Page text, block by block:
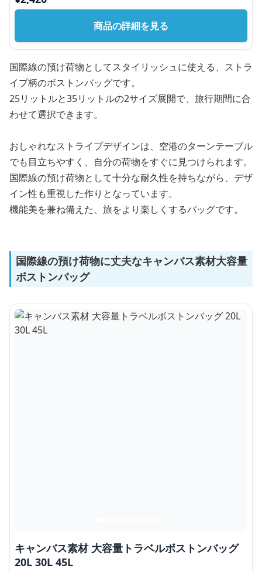
商品の詳細を見る
国際線の預け荷物としてスタイリッシュに使える、ストラ
イプ柄のボストンバッグです。
25リットルと35リットルの2サイズ展開で、旅行期間に合
わせて選択できます。
おしゃれなストライプデザインは、空港のターンテーブル
でも目立ちやすく、自分の荷物をすぐに見つけられます。
国際線の預け荷物として十分な耐久性を持ちながら、デザ
イン性も重視した作りとなっています。
機能美を兼ね備えた、旅をより楽しくするバッグです。
国際線の預け荷物に丈夫なキャンバス素材大容量
ボストンバッグ
キャンバス素材 大容量トラベルボストンバッグ
20L 30L 45L